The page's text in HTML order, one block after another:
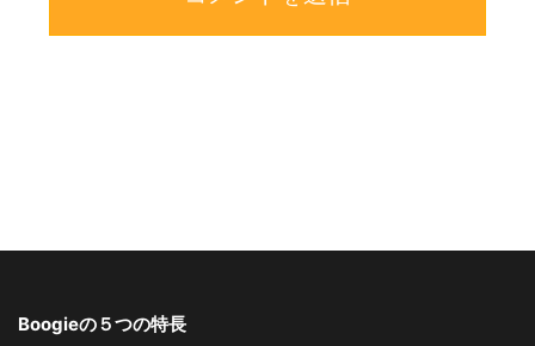
Boogieの５つの特長